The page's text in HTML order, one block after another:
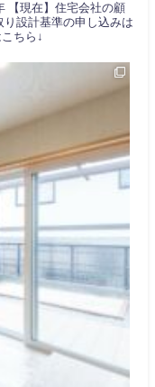
【現在】住宅会社の顧
り設計基準の申し込みは
こちら↓